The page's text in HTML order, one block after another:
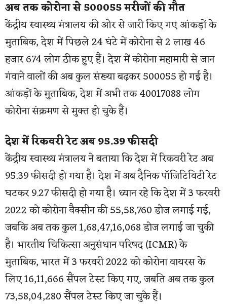
अब तक कोरोना से 500055 मरीजों की मौत
केंद्रीय स्वास्थ्य मंत्रालय की ओर से जारी किए गए आंकड़ों के
मुताबिक, देश में पिछले 24 घंटे में कोरोना से 2 लाख 46
हजार 674 लोग ठीक हुए हैं। देश में कोरोना महामारी से जान
गंवाने वालों की अब कुल संख्या बढ़कर 500055 हो गई है।
आंकड़ों के मुताबिक, देश में अभी तक 40017088 लोग
कोरोना संक्रमण से मुक्त हो चुके हैं।
देश में रिकवरी रेट अब 95.39 फीसदी
केंद्रीय स्वास्थ्य मंत्रालय ने बताया कि देश में रिकवरी रेट अब
95.39 फीसदी हो गया है। देश में अब दैनिक पॉजिटिविटी रेट
घटकर 9.27 फीसदी हो गया है। ध्यान रहे कि देश में 3 फरवरी
2022 को कोरोना वैक्सीन की 55,58,760 डोज लगाई गई,
जबकि अब तक कुल 1,68,47,16,068 डोज लगाई जा चुकी
है। भारतीय चिकित्सा अनुसंधान परिषद (ICMR) के
मुताबिक, भारत में 3 फरवरी 2022 को कोरोना वायरस के
लिए 16,11,666 सैंपल टेस्ट किए गए, जबति अब तक कुल
73,58,04,280 सैंपल टेस्ट किए जा चुके हैं।